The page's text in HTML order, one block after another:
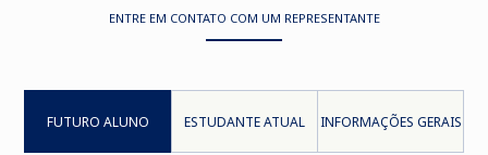
ENTRE EM CONTATO COM UM REPRESENTANTE
FUTURO ALUNO ESTUDANTE ATUAL INFORMAÇÕES GERAIS